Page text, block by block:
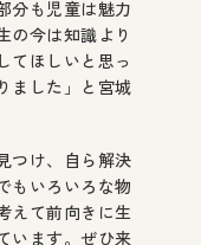
分も児童は魅力
の今は知識より
てほしいと思っ
ました」と宮城
つけ、自ら解決
もいろいろな物
えて前向きに生
います。ぜひ来